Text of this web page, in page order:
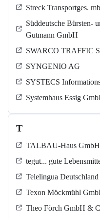
Streck Transportges.
Süddeutsche Bürsten-
Gutmann GmbH
SWARCO TRAFFIC
SYNGENIO AG
SYSTECS
Systemhaus Essig
T
TALBAU-Haus GmbH
tegut... gute
Telelingua
Texon Möckmühl
Theo Förch GmbH &